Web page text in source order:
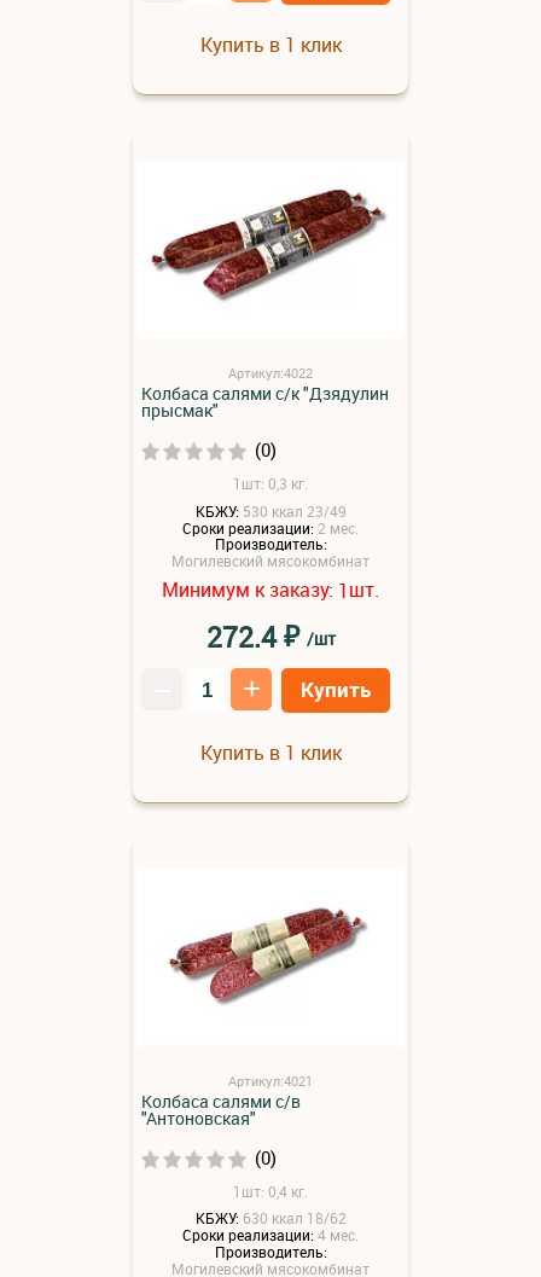
Купить в 1 клик
Артикул:4022
Колбаса салями с/к "Дзядулин
прысмак"
(0)
1шт: 0,3 кг.
КБЖУ: 530 ккал 23/49
Сроки реализации: 2 мес.
Производитель:
Могилевский мясокомбинат
Минимум к заказу: 1шт.
272.4₽ /шт
+ Купить
Купить в 1 клик
Артикул:4021
Колбаса салями с/в
"Антоновская"
(0)
1шт: 0,4 кг.
КБЖУ: 630 ккал 18/62
Сроки реализации:4 мес.
Производитель:
Могилевский мясокомбинат